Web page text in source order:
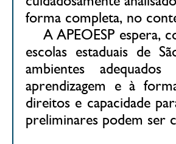
forma completa, no
A APEOESP espera,
escolas estaduais de
ambientes
aprendizagem e à
direitos e capacidade
preliminares podem ser